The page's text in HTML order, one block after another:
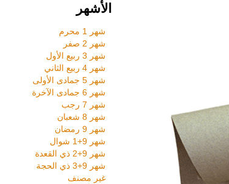
الأشهر
شهر 1 محرم
شهر 2 صفر
شهر 3 ربيع الأول
شهر 4 ربيع الثاني
شهر 5 جمادى الأولى
شهر 6 جمادى الآخرة
شهر 7 رجب
شهر 8 شعبان
شهر 9 رمضان
شهر 9+1 شوال
شهر 9+2 ذي القعدة
شهر 9+3 ذي الحجة
غير مصنف